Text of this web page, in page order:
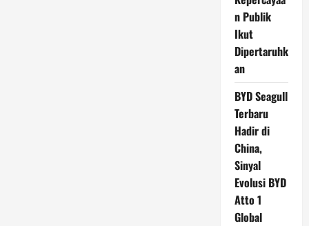
n Publik
Ikut
Dipertaruhk
an
BYD Seagull
Terbaru
Hadir di
China,
Sinyal
Evolusi BYD
Atto 1
Global